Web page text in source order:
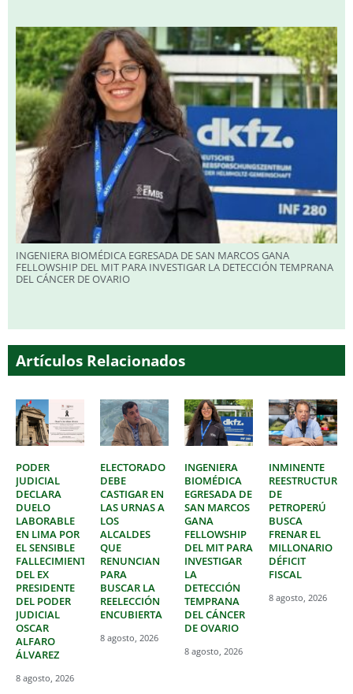
INGENIERA BIOMÉDICA EGRESADA DE SAN MARCOS GANA
FELLOWSHIP DEL MIT PARA INVESTIGAR LA DETECCIÓN TEMPRANA
DEL CÁNCER DE OVARIO
Artículos Relacionados
PODER
JUDICIAL
DECLARA
DUELO
LABORABLE
EN LIMA POR
EL SENSIBLE
FALLECIMIENTO
DEL EX
PRESIDENTE
DEL PODER
JUDICIAL
OSCAR
ALFARO
ÁLVAREZ
8 agosto, 2026
ELECTORADO
DEBE
CASTIGAR EN
LAS URNAS A
LOS
ALCALDES
QUE
RENUNCIAN
PARA
BUSCAR LA
REELECCIÓN
ENCUBIERTA
8 agosto, 2026
INGENIERA
BIOMÉDICA
EGRESADA DE
SAN MARCOS
GANA
FELLOWSHIP
DEL MIT PARA
INVESTIGAR
LA
DETECCIÓN
TEMPRANA
DEL CÁNCER
DE OVARIO
8 agosto, 2026
INMINENTE
DE
PETROPERÚ
BUSCA
FRENAR EL
MILLONARIO
DÉFICIT
FISCAL
8 agosto, 2026